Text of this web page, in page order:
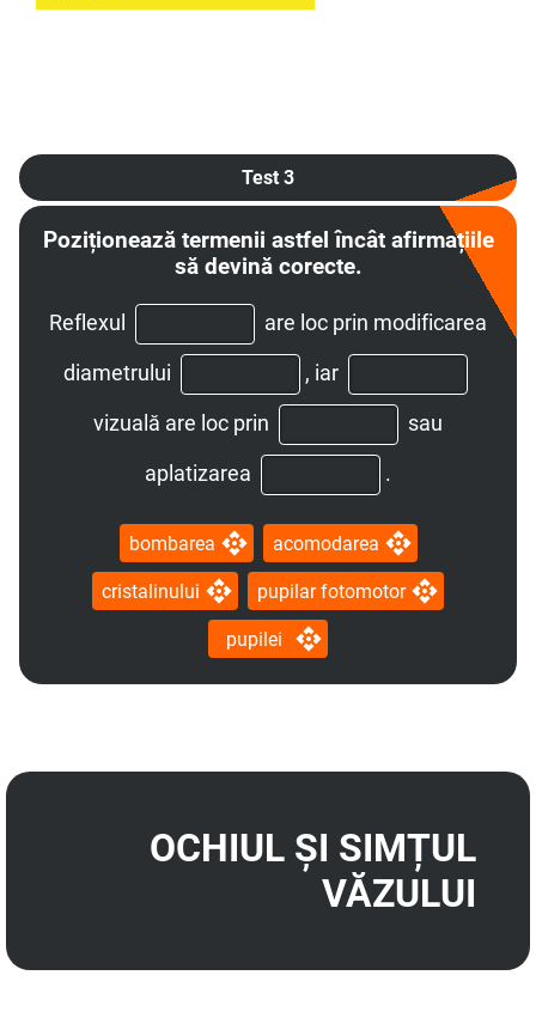
Test 3
Poziționează termenii astfel încât afirmațiile
să devină corecte.
Reflexul
are loc prin modificarea
diametrului
, iar
vizuală are loc prin
sau
aplatizarea
.
bombarea acomodarea
cristalinului pupilar fotomotor
pupilei
OCHIUL ȘI SIMȚUL
VĂZULUI